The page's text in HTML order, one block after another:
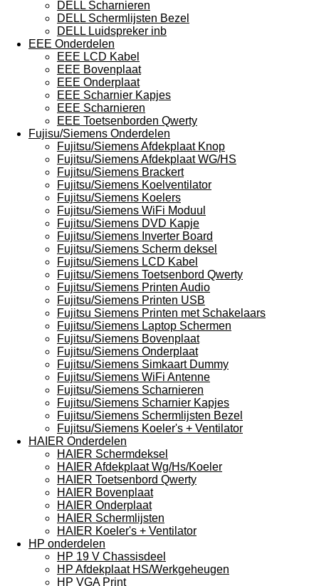
DELL Scharnieren
DELL Schermlijsten Bezel
DELL Luidspreker inb
EEE Onderdelen
EEE LCD Kabel
EEE Bovenplaat
EEE Onderplaat
EEE Scharnier Kapjes
EEE Scharnieren
EEE Toetsenborden Qwerty
Fujisu/Siemens Onderdelen
Fujitsu/Siemens Afdekplaat Knop
Fujitsu/Siemens Afdekplaat WG/HS
Fujitsu/Siemens Brackert
Fujitsu/Siemens Koelventilator
Fujitsu/Siemens Koelers
Fujitsu/Siemens WiFi Moduul
Fujitsu/Siemens DVD Kapje
Fujitsu/Siemens Inverter Board
Fujitsu/Siemens Scherm deksel
Fujitsu/Siemens LCD Kabel
Fujitsu/Siemens Toetsenbord Qwerty
Fujitsu/Siemens Printen Audio
Fujitsu/Siemens Printen USB
Fujitsu Siemens Printen met Schakelaars
Fujitsu/Siemens Laptop Schermen
Fujitsu/Siemens Bovenplaat
Fujitsu/Siemens Onderplaat
Fujitsu/Siemens Simkaart Dummy
Fujitsu/Siemens WiFi Antenne
Fujitsu/Siemens Scharnieren
Fujitsu/Siemens Scharnier Kapjes
Fujitsu/Siemens Schermlijsten Bezel
Fujitsu/Siemens Koeler's + Ventilator
HAIER Onderdelen
HAIER Schermdeksel
HAIER Afdekplaat Wg/Hs/Koeler
HAIER Toetsenbord Qwerty
HAIER Bovenplaat
HAIER Onderplaat
HAIER Schermlijsten
HAIER Koeler's + Ventilator
HP onderdelen
HP 19 V Chassisdeel
HP Afdekplaat HS/Werkgeheugen
HP VGA Print